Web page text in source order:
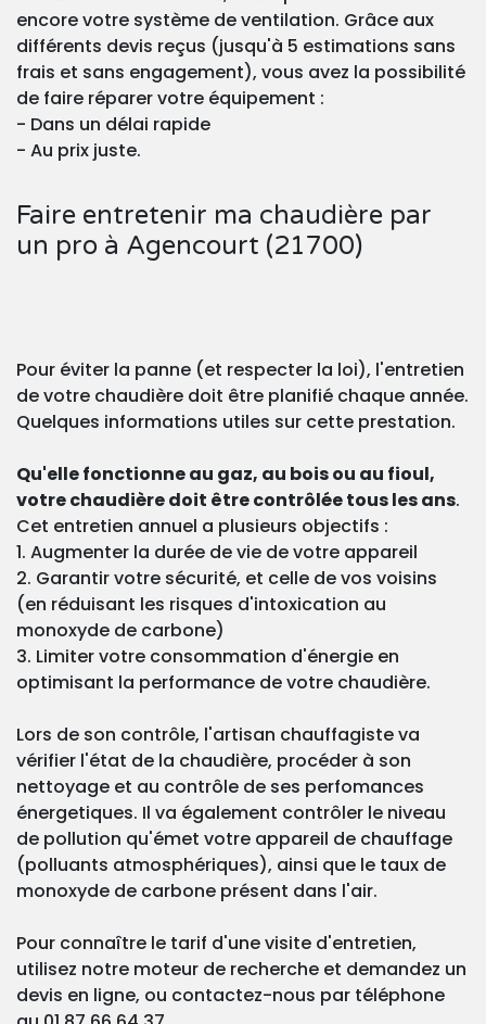
encore votre système de ventilation. Grâce aux
différents devis reçus (jusqu'à 5 estimations sans
frais et sans engagement), vous avez la possibilité
de faire réparer votre équipement :
- Dans un délai rapide
- Au prix juste.
Faire entretenir ma chaudière par
un pro à Agencourt (21700)
Pour éviter la panne (et respecter la loi), l'entretien
de votre chaudière doit être planifié chaque année.
Quelques informations utiles sur cette prestation.
Qu'elle fonctionne au gaz, au bois ou au fioul,
votre chaudière doit être contrôlée tous les ans.
Cet entretien annuel a plusieurs objectifs :
1. Augmenter la durée de vie de votre appareil
2. Garantir votre sécurité, et celle de vos voisins
(en réduisant les risques d'intoxication au
monoxyde de carbone)
3. Limiter votre consommation d'énergie en
optimisant la performance de votre chaudière.
Lors de son contrôle, l'artisan chauffagiste va
vérifier l'état de la chaudière, procéder à son
nettoyage et au contrôle de ses perfomances
énergetiques. Il va également contrôler le niveau
de pollution qu'émet votre appareil de chauffage
(polluants atmosphériques), ainsi que le taux de
monoxyde de carbone présent dans l'air.
Pour connaître le tarif d'une visite d'entretien,
utilisez notre moteur de recherche et demandez un
devis en ligne, ou contactez-nous par téléphone